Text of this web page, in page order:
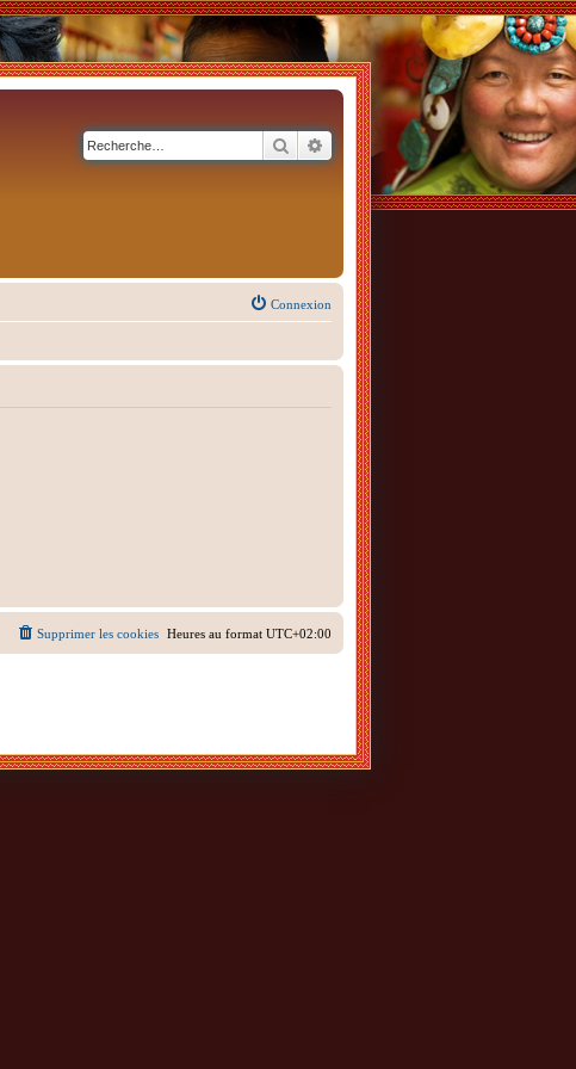
RechercherRecherche avancée
Connexion
Heures au format UTC+02:00
Supprimer les cookies